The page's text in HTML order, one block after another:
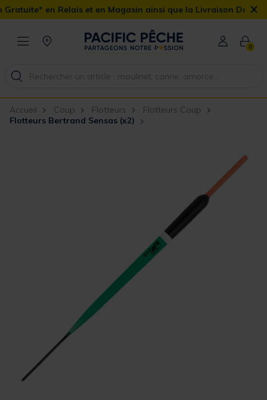
en Relais et en Magasin ainsi que la Livraison Domicile×
0
Accueil Coup Flotteurs
Flotteurs Coup
Flotteurs Bertrand Sensas (x2)